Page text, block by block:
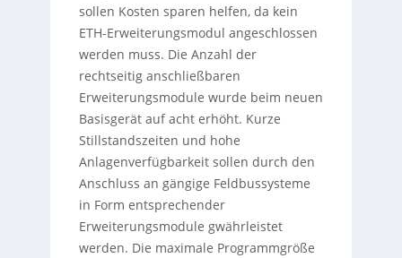
sollen Kosten sparen helfen, da kein
ETH-Erweiterungsmodul angeschlossen
werden muss. Die Anzahl der
rechtseitig anschließbaren
Erweiterungsmodule wurde beim neuen
Basisgerät auf acht erhöht. Kurze
Stillstandszeiten und hohe
Anlagenverfügbarkeit sollen durch den
Anschluss an gängige Feldbussysteme
in Form entsprechender
Erweiterungsmodule gwährleistet
werden. Die maximale Programmgröße